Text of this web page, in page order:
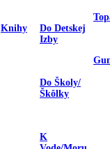
Knihy
Do Detskej
Izby
Do Školy/
Škôlky
K